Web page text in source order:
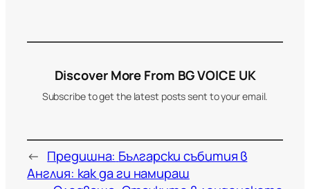
Discover More From BG VOICE UK
Subscribe to get the latest posts sent to your email.
← Предишна: Български събития в
Англия: как да ги намираш